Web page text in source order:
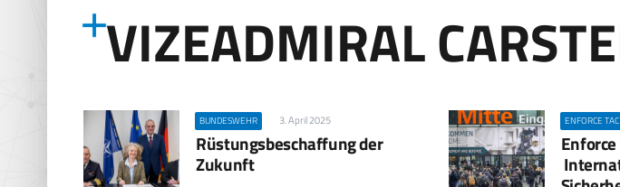
VIZEADMIRAL
BUNDESWEHR 3. April 2025
Rüstungsbeschaffung der
Zukunft
ENFORCE TAC